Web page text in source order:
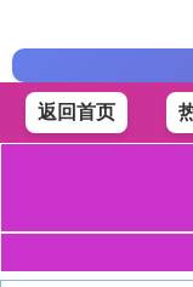
返回首页